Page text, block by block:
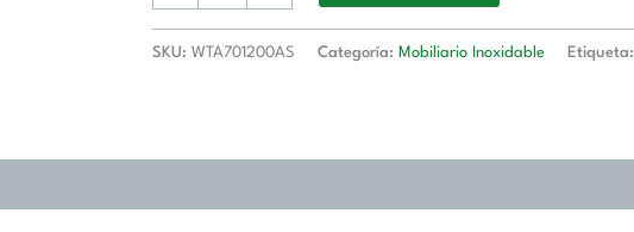
Longitud
De
cantidad
SKU:WTA701200AS Categoría: Mobiliario Inoxidable